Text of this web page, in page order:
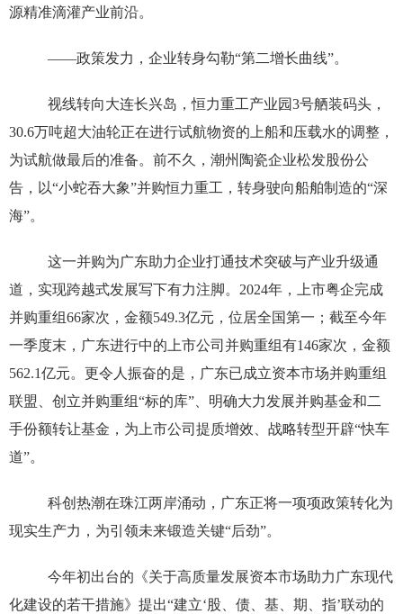
源精准滴灌产业前沿。
——政策发力，企业转身勾勒“第二增长曲线”。
视线转向大连长兴岛，恒力重工产业园3号舾装码头，
30.6万吨超大油轮正在进行试航物资的上船和压载水的调整，
为试航做最后的准备。前不久，潮州陶瓷企业松发股份公
告，以“小蛇吞大象”并购恒力重工，转身驶向船舶制造的“深
海”。
这一并购为广东助力企业打通技术突破与产业升级通
道，实现跨越式发展写下有力注脚。2024年，上市粤企完成
并购重组66家次，金额549.3亿元，位居全国第一；截至今年
一季度末，广东进行中的上市公司并购重组有146家次，金额
562.1亿元。更令人振奋的是，广东已成立资本市场并购重组
联盟、创立并购重组“标的库”、明确大力发展并购基金和二
手份额转让基金，为上市公司提质增效、战略转型开辟“快车
道”。
科创热潮在珠江两岸涌动，广东正将一项项政策转化为
现实生产力，为引领未来锻造关键“后劲”。
今年初出台的《关于高质量发展资本市场助力广东现代
化建设的若干措施》提出“建立‘股、债、基、期、指’联动的